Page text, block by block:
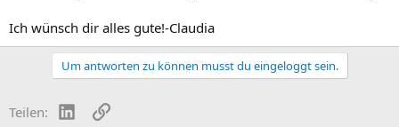
Ich wünsch dir alles gute!-Claudia
Um antworten zu können musst du eingeloggt sein.
Teilen: LinkedInLink